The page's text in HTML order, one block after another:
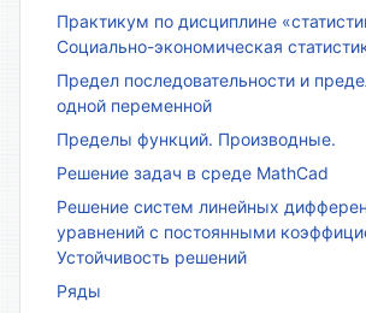
Практикум по дисциплине
Социально-экономическая
Предел последовательности и
одной переменной
Пределы функций. Производные.
Решение задач в среде MathCad
Решение систем линейных
уравнений с постоянными
Устойчивость решений
Ряды